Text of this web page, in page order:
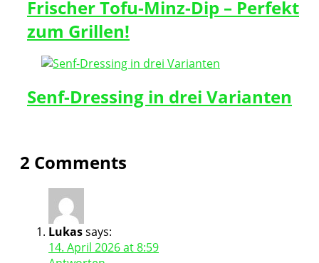
Frischer Tofu-Minz-Dip – Perfekt
zum Grillen!
Senf-Dressing in drei Varianten
2 Comments
Lukassays:
14. April 2026 at 8:59